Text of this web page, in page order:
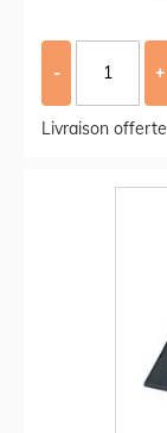
- +
Livraison